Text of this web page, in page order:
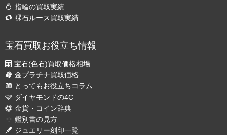
指輪の買取実績
裸石ルース買取実績
宝石買取お役立ち情報
宝石(色石)買取価格相場
金プラチナ買取価格
とってもお役立ちコラム
ダイヤモンドの4C
金貨・コイン辞典
鑑別書の見方
ジュエリー刻印一覧